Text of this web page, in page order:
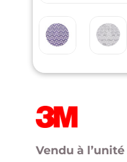
Vendu à l’unité